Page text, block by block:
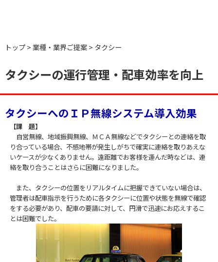
トップ 業種・業界ご提案 タクシー
タクシーの運行管理・配車効率を向上
タクシーへのＩＰ無線システム導入効果
【課 題】
自営無線、地域振興無線、ＭＣＡ無線などでタクシーとの連絡を取
り合っている場合、不感地帯が発生しがちで確実に連絡を取りあえな
いケースが少なくありません。遠距離でお客様を運んだ時などは、連
絡を取り合うことはさらに困難になりました。
また、タクシーの位置をリアルタイムに把握できていない場合は、
管理者は配車指示を行うために各タクシーに位置や状態を無線で確認
をする必要があり、配車の要請に対して、円滑で迅速にお応えするこ
とは困難でした。